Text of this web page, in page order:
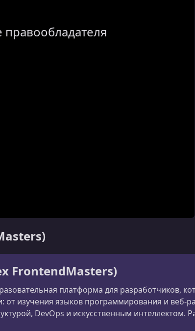
FrontendMasters)
платформа для разработчиков,
от изучения языков программирования и веб-
DevOps и искусственным интеллектом.
фокус и теперь обучает разработчиков всему